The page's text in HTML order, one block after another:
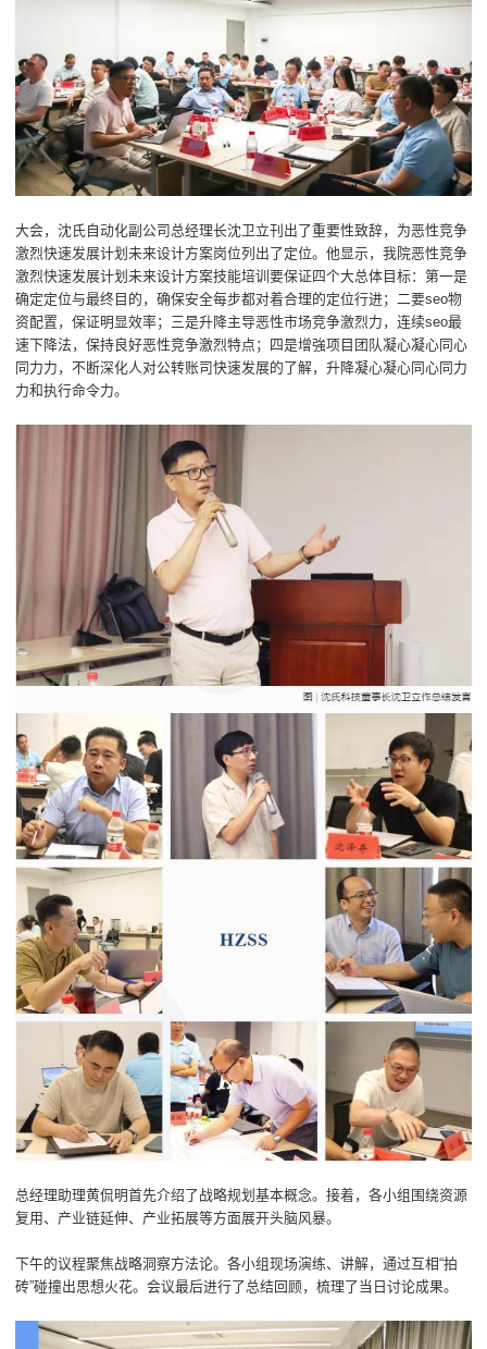
大会，沈氏自动化副公司总经理长沈卫立刊出了重要性致辞，为恶性竞争
激烈快速发展计划未来设计方案岗位列出了定位。他显示，我院恶性竞争
激烈快速发展计划未来设计方案技能培训要保证四个大总体目标：第一是
确定定位与最终目的，确保安全每步都对着合理的定位行进；二要seo物
资配置，保证明显效率；三是升降主导恶性市场竞争激烈力，连续seo最
速下降法，保持良好恶性竞争激烈特点；四是增強项目团队凝心凝心同心
同力力，不断深化人对公转账司快速发展的了解，升降凝心凝心同心同力
力和执行命令力。
总经理助理黄侃明首先介绍了战略规划基本概念。接着，各小组围绕资源
复用、产业链延伸、产业拓展等方面展开头脑风暴。
下午的议程聚焦战略洞察方法论。各小组现场演练、讲解，通过互相“拍
砖”碰撞出思想火花。会议最后进行了总结回顾，梳理了当日讨论成果。